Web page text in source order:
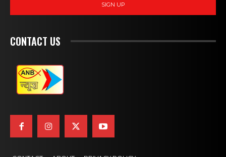
SIGN UP
CONTACT US